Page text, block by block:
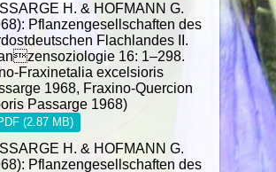
H. & HOFMANN G.
Pflanzengesellschaften des
Flachlandes II.
16: 1–298.
Fraxinetalia excelsioris
1968, Fraxino-Quercion
Passarge 1968)
(2.87 MB)
H. & HOFMANN G.
Pflanzengesellschaften des